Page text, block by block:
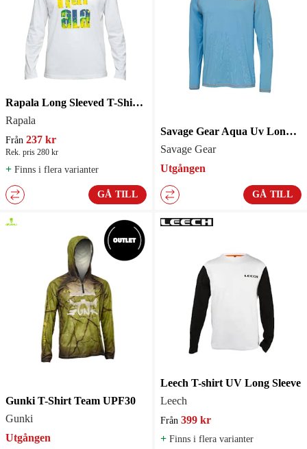
Rapala Long Sleeved T-Shirt Dorado White
Rapala
Från 237 kr
Rek. pris 280 kr
+ Finns i flera varianter
GÅ TILL
Savage Gear Aqua Uv Long Sleeve Tee Bonnie Blue
Savage Gear
Utgången
GÅ TILL
Gunki T-Shirt Team UPF30
Gunki
Utgången
Leech T-shirt UV Long Sleeve
Leech
Från 399 kr
+ Finns i flera varianter